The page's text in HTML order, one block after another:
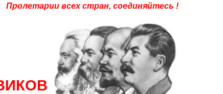
Пролетарии всех стран, соединяйтесь !